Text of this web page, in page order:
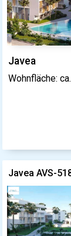
Javea
Wohnfläche:
Javea AVS-